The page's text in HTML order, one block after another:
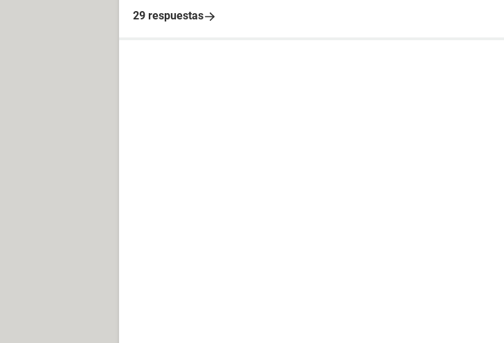
29 respuestas